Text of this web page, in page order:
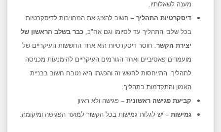
מענה לשאלותיו.
דיסקרטיות התהליך – חשוב להציג את המחויבות לדיסקרטיות
בכל שלבי התהליך עד לסיומו וגם אח"כ, כבר בשלב הראשון של
יצירת הקשר. חוסר דיסקרטיות הוא אחד החששות העיקריים של
מועמדים פאסיביים ואחד הגורמים העיקריים להימנעות מכניסה
לתהליך. התייחסות לחשש זה והפגתו היא נטבח חשוב בבניית
האמון והתקדמות בתהליך.
קביעת פגישה ראשונית – פגישה ולא ראיון
גמישות – יש לגלות גמישות בכל הקשור למועד הפגישה ומיקומה.